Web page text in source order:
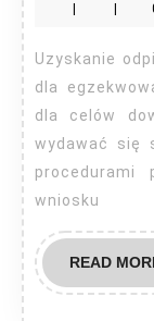
Uzyskanie odpisu wyroku o alimenty jest kluczowe
dla
dla celów
wydawać się
procedurami
wniosku
READ